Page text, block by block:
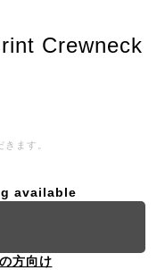
Crewneck
ます。
available
方向け